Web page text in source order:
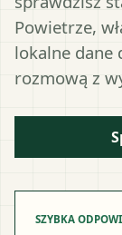
Powietrze,
lokalne dane
rozmową z
SZYBKA